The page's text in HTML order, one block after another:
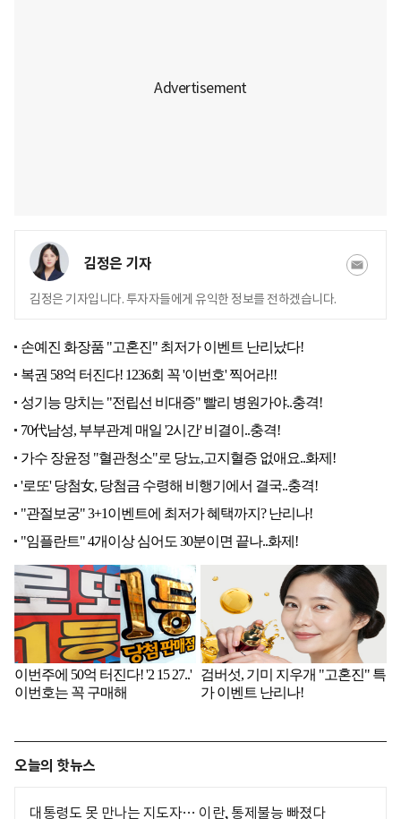
김정은 기자
김정은 기자입니다. 투자자들에게 유익한 정보를 전하겠습니다.
오늘의 핫뉴스
대통령도 못 만나는 지도자… 이란, 통제불능 빠졌다